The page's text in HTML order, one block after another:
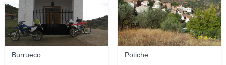
Burrueco Potiche